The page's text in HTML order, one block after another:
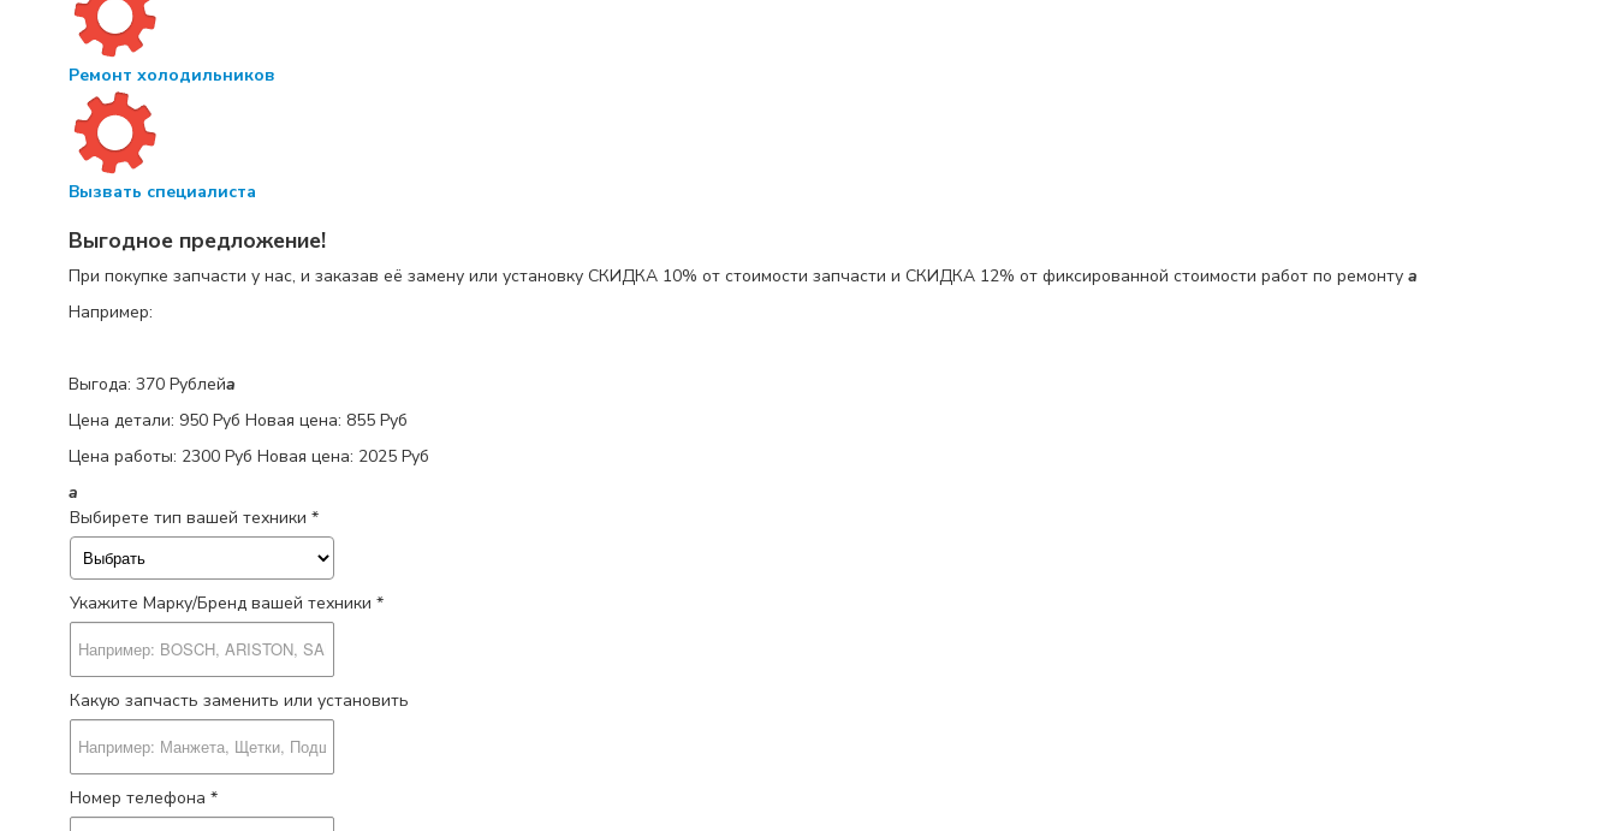
Ремонт холодильников
Вызвать специалиста
Выгодное предложение!
При покупке запчасти у нас, и заказав её замену или установку СКИДКА 10% от стоимости запчасти и СКИДКА 12% от фиксированной стоимости работ по ремонту a
Например:
Выгода: 370 Рублейa
Цена детали: 950 Руб Новая цена: 855 Руб
Цена работы: 2300 Руб Новая цена: 2025 Руб
a
Выбирете тип вашей техники *
Укажите Марку/Бренд вашей техники *
Какую запчасть заменить или установить
Номер телефона *